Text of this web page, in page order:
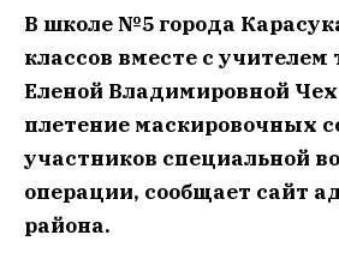
В школе №5 города
классов вместе с учителем
Еленой Владимировной
плетение маскировочных
участников специальной
операции, сообщает сайт
района.